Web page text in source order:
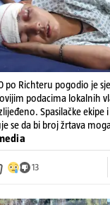
po Richteru pogodio je
podacima lokalnih
Spasilačke
se da bi broj žrtava
13